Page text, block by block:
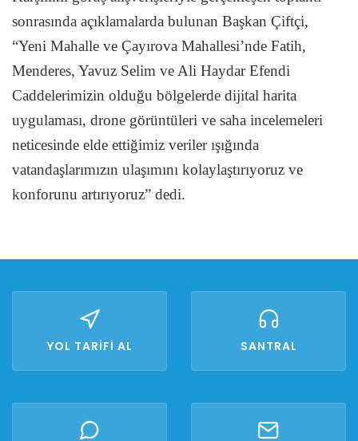
sonrasında açıklamalarda bulunan Başkan Çiftçi,
“Yeni Mahalle ve Çayırova Mahallesi’nde Fatih,
Menderes, Yavuz Selim ve Ali Haydar Efendi
Caddelerimizin olduğu bölgelerde dijital harita
uygulaması, drone görüntüleri ve saha incelemeleri
neticesinde elde ettiğimiz veriler ışığında
vatandaşlarımızın ulaşımını kolaylaştırıyoruz ve
konforunu artırıyoruz” dedi.
YOL TARİFİ AL SANTRAL